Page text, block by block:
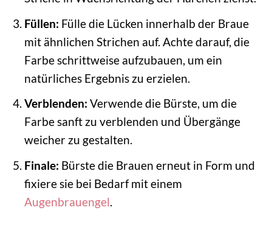
Füllen: Fülle die Lücken innerhalb der Braue
mit ähnlichen Strichen auf. Achte darauf, die
Farbe schrittweise aufzubauen, um ein
natürliches Ergebnis zu erzielen.
Verblenden: Verwende die Bürste, um die
Farbe sanft zu verblenden und Übergänge
weicher zu gestalten.
Finale: Bürste die Brauen erneut in Form und
fixiere sie bei Bedarf mit einem
Augenbrauengel.